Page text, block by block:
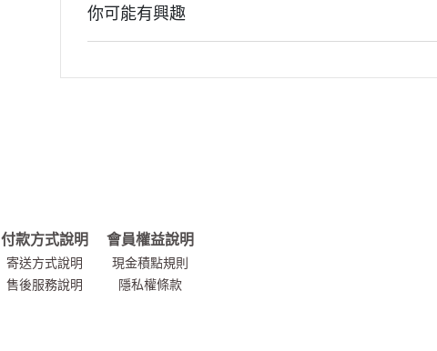
你可能有興趣
付款方式說明
寄送方式說明
售後服務說明
會員權益說明
現金積點規則
隱私權條款